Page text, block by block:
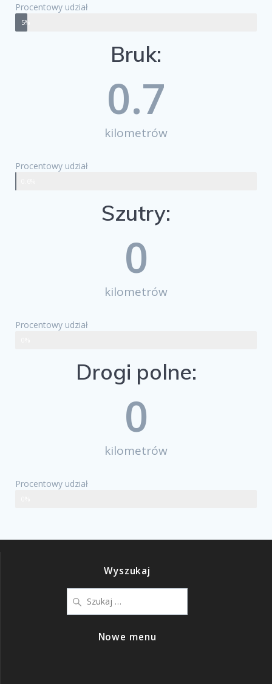
Procentowy udział
5%
Bruk:
kilometrów
0.7
Procentowy udział
Szutry:
kilometrów
0
Procentowy udział
Drogi polne:
kilometrów
0
Procentowy udział
Wyszukaj
Nowe menu